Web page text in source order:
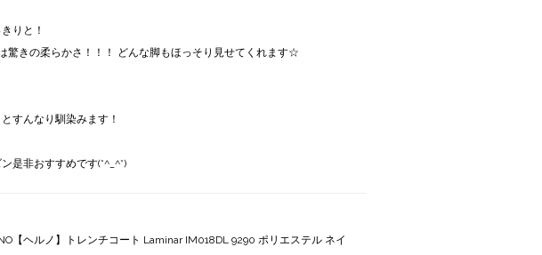
りと！
驚きの柔らかさ！！！ どんな脚もほっそり見せてくれます☆
すんなり馴染みます！
是非おすすめです(*^_^*)
【ヘルノ】トレンチコート Laminar IM018DL 9290 ポリエステル ネイ